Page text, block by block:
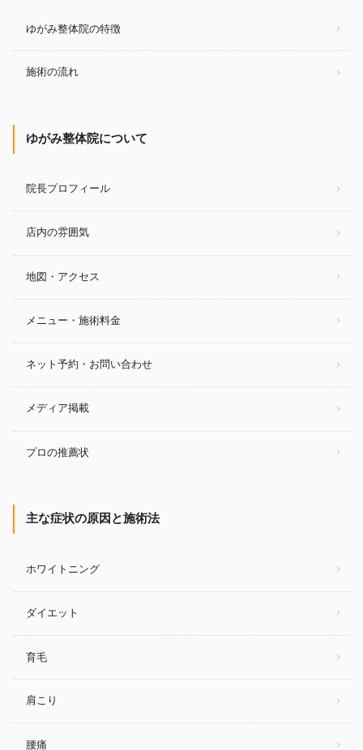
ゆがみ整体院の特徴
施術の流れ
ゆがみ整体院について
院長プロフィール
店内の雰囲気
地図・アクセス
メニュー・施術料金
ネット予約・お問い合わせ
メディア掲載
プロの推薦状
主な症状の原因と施術法
ホワイトニング
ダイエット
育毛
肩こり
腰痛